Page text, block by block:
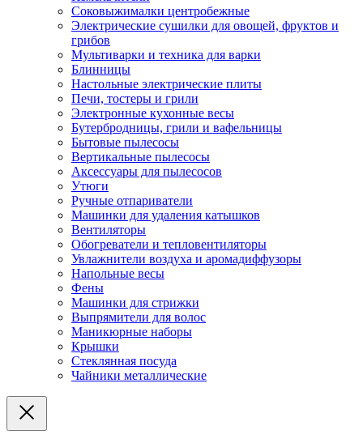
Соковыжималки центробежные
Электрические сушилки для овощей, фруктов и
грибов
Мультиварки и техника для варки
Блинницы
Настольные электрические плиты
Печи, тостеры и грили
Электронные кухонные весы
Бутербродницы, грили и вафельницы
Бытовые пылесосы
Вертикальные пылесосы
Аксессуары для пылесосов
Утюги
Ручные отпариватели
Машинки для удаления катышков
Вентиляторы
Обогреватели и тепловентиляторы
Увлажнители воздуха и аромадиффузоры
Напольные весы
Фены
Машинки для стрижки
Выпрямители для волос
Маникюрные наборы
Крышки
Стеклянная посуда
Чайники металлические